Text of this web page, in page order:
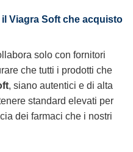
Viagra Soft che acquisto
solo con fornitori
che tutti i prodotti che
, siano autentici e di alta
standard elevati per
dei farmaci che i nostri